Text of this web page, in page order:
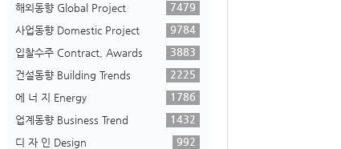
해외동향 Global Project
7479
사업동향 Domestic Project
9784
입찰수주 Contract, Awards
3883
건설동향 Building Trends
2225
에 너 지 Energy
1786
업계동향 Business Trend
1432
디 자 인 Design
992